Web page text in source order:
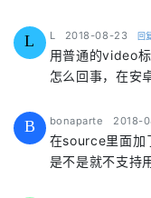
L L says:
2018-08-23 回
用普通的video
怎么回事，在安
B bonaparte says:
2018-
在source里面
是不是就不支持